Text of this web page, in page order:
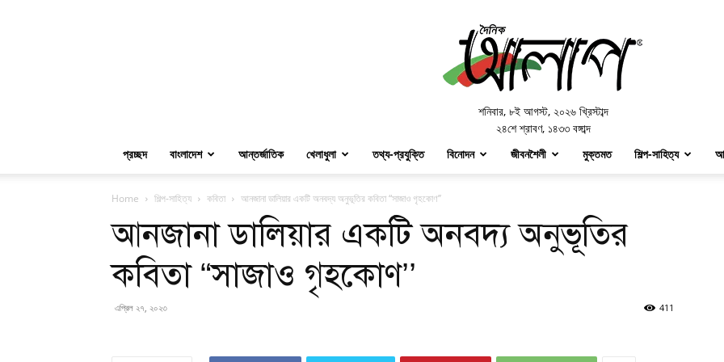
Alap
শনিবার, ৮ই আগস্ট, ২০২৬ খ্রিস্টাব্দ
২৪শে শ্রাবণ, ১৪৩৩ বঙ্গাব্দ
প্রচ্ছদ
বাংলাদেশ আন্তর্জাতিক খেলাধুলা তথ্য-প্রযুক্তি বিনোদন জীবনশৈলী মুক্তমত শিল্প-সাহিত্য
Home শিল্প-সাহিত্য কবিতা আনজানা ডালিয়ার একটি অনবদ্য অনুভূতির কবিতা “সাজাও গৃহকোণ’’
আনজানা ডালিয়ার একটি অনবদ্য অনুভূতির
কবিতা “সাজাও গৃহকোণ’’
এপ্রিল ২৭, ২০২৩ 411